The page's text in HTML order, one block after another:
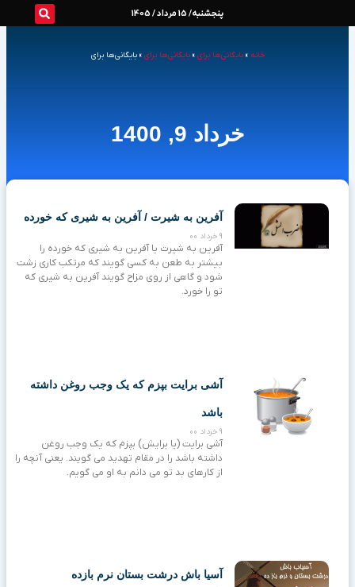
پنجشنبه/ 15 مرداد / 1405
خانه »بایگانی‌ها برای »بایگانی‌ها برای »بایگانی‌ها برای
خرداد 9, 1400
آفرین به شیرت / آفرین به شیری که خورده
9 خرداد 00
آفرین به شیرت یا آفرین به شیری که خورده را
بیشتر به طعن به کسی گویند که مرتکب کاری زشت
شود و گاهی از روی مزاح گویند آفرین به شیری که
تو را خورد.
آشی برایت بپزم که یک وجب روغن داشته
باشد
9 خرداد 00
آشی برایت (یا برایش) بپزم که یک وجب روغن
داشته باشد را در مقام تهدید می گویند. یعنی آنچه را
از کارهای بد تو می دانم به او می گویم.
آسیا باش درشت بستان نرم بازده